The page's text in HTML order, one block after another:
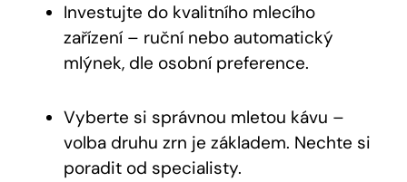
Investujte do kvalitního mlecího
zařízení – ruční nebo automatický
mlýnek, dle osobní preference.
Vyberte si správnou mletou kávu –
volba druhu zrn je základem. Nechte si
poradit od specialisty.